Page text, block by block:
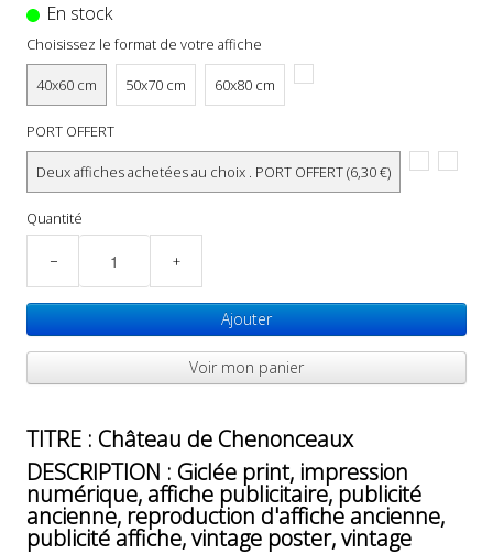
En stock
Choisissez le format de votre affiche
40x60 cm 50x70 cm 60x80 cm
PORT OFFERT
Deux affiches achetées au choix . PORT OFFERT (6,30 €)
Quantité
− +
Ajouter
Voir mon panier
TITRE : Château de Chenonceaux
DESCRIPTION : Giclée print, impression
numérique, affiche publicitaire, publicité
ancienne, reproduction d'affiche ancienne,
publicité affiche, vintage poster, vintage